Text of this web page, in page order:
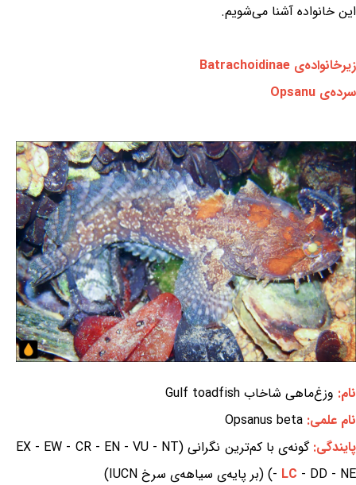
این خانواده آشنا می‌شویم.
زیرخانواده‌ی Batrachoidinae
سرده‌ی Opsanu
نام: وزغ‌ماهی شاخاب Gulf toadfish
نام علمی: Opsanus beta
پایندگی:
گونه‌ی با کم‌ترین نگرانی (EX - EW - CR - EN - VU - NT
- LC - DD - NE) (بر پایه‌ی سیاهه‌ی سرخ IUCN)